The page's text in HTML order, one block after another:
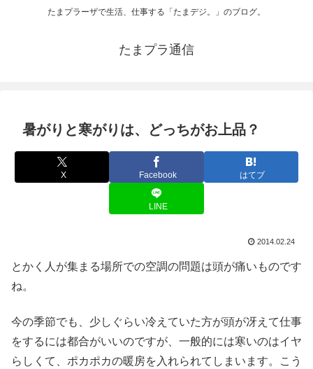
たまプラーザで生活、仕事する「たまデジ。」のブログ。
たまプラ通信
暑がりと寒がりは、どっちがお上品？
X Facebook はてブ
LINE
2014.02.24
とかく人が集まる場所での空調の問題は頭が痛いものです
ね。
今の季節でも、少しぐらい冷えていた方が頭が冴えて仕事
をするには都合がいいのですが、一般的には寒いのはイヤ
らしくて、ポカポカの暖房を入れられてしまいます。こう